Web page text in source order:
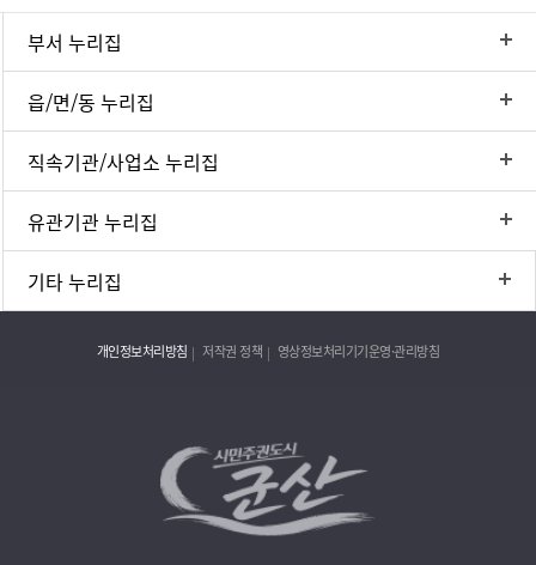
부서 누리집
읍/면/동 누리집
직속기관/사업소 누리집
유관기관 누리집
기타 누리집
개인정보처리방침 저작권 정책 영상정보처리기기운영·관리방침